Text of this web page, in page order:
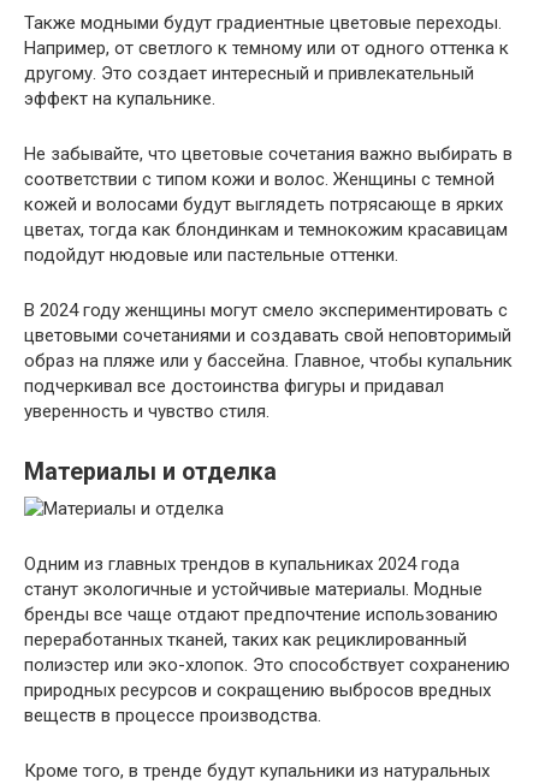
Также модными будут градиентные цветовые переходы.
Например, от светлого к темному или от одного оттенка к
другому. Это создает интересный и привлекательный
эффект на купальнике.
Не забывайте, что цветовые сочетания важно выбирать в
соответствии с типом кожи и волос. Женщины с темной
кожей и волосами будут выглядеть потрясающе в ярких
цветах, тогда как блондинкам и темнокожим красавицам
подойдут нюдовые или пастельные оттенки.
В 2024 году женщины могут смело экспериментировать с
цветовыми сочетаниями и создавать свой неповторимый
образ на пляже или у бассейна. Главное, чтобы купальник
подчеркивал все достоинства фигуры и придавал
уверенность и чувство стиля.
Материалы и отделка
Одним из главных трендов в купальниках 2024 года
станут экологичные и устойчивые материалы. Модные
бренды все чаще отдают предпочтение использованию
переработанных тканей, таких как рециклированный
полиэстер или эко-хлопок. Это способствует сохранению
природных ресурсов и сокращению выбросов вредных
веществ в процессе производства.
Кроме того, в тренде будут купальники из натуральных